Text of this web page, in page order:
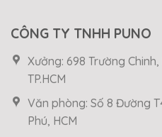
CÔNG TY TNHH PUNO
Xưởng: 698 Trường Chinh,
TP.HCM
Văn phòng: Số 8 Đường
Phú, HCM